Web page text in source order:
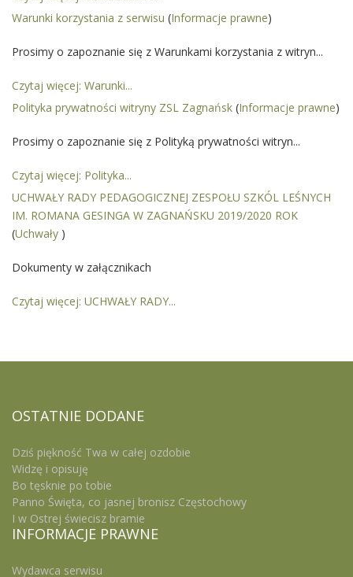
Warunki korzystania z serwisu (Informacje prawne)
Prosimy o zapoznanie się z Warunkami korzystania z witryn...
Czytaj więcej: Warunki...
Polityka prywatności witryny ZSL Zagnańsk (Informacje prawne)
Prosimy o zapoznanie się z Polityką prywatności witryn...
Czytaj więcej: Polityka...
UCHWAŁY RADY PEDAGOGICZNEJ ZESPOŁU SZKÓL LEŚNYCH
IM. ROMANA GESINGA W ZAGNAŃSKU 2019/2020 ROK
(Uchwały )
Dokumenty w załącznikach
Czytaj więcej: UCHWAŁY RADY...
OSTATNIE DODANE
Dziś piękność Twa w całej ozdobie
Widzę i opisuję
Bo tęsknie po tobie
Panno Święta, co jasnej bronisz Częstochowy
I w Ostrej świecisz bramie
INFORMACJE PRAWNE
Wydawca serwisu